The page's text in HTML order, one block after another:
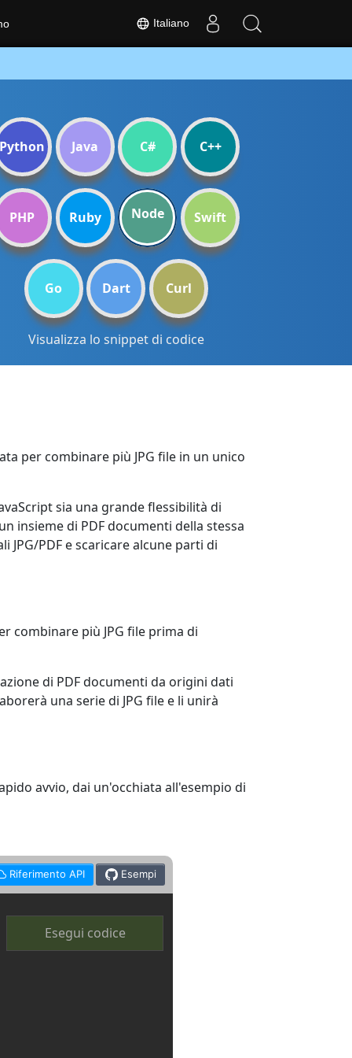
Python Java C# C++
PHP Ruby Node Swift
Go Dart Curl
Visualizza lo snippet di codice
per combinare più JPG file in un unico
sia una grande flessibilità di
insieme di PDF documenti della stessa
PDF e scaricare alcune parti di
combinare più JPG file prima di
di PDF documenti da origini dati
una serie di JPG file e li unirà
avvio, dai un'occhiata all'esempio di
Riferimento API Esempi
Esegui codice
Italiano